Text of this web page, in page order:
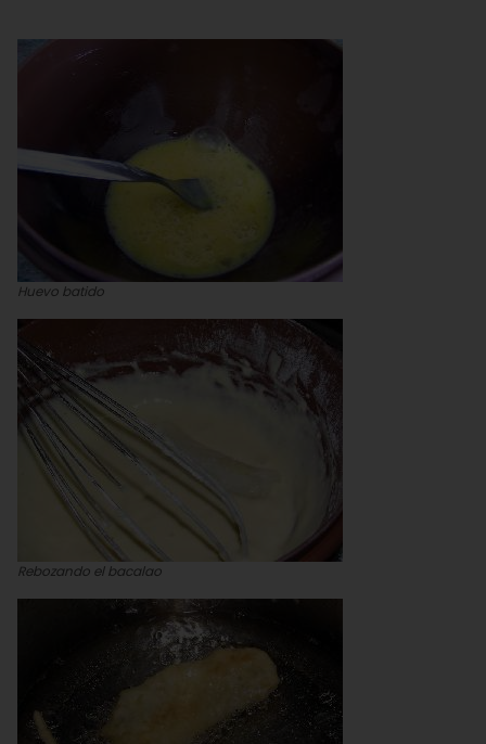
Huevo batido
Rebozando el bacalao